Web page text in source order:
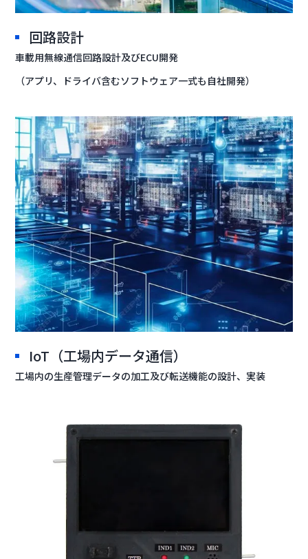
回路設計
車載用無線通信回路設計及びECU開発
（アプリ、ドライバ含むソフトウェア一式も自社開発）
IoT（工場内データ通信）
工場内の生産管理データの加工及び転送機能の設計、実装